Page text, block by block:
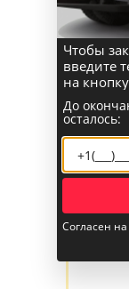
Узнайте
в
Чтобы
введите
на
До
осталось:
Согласен